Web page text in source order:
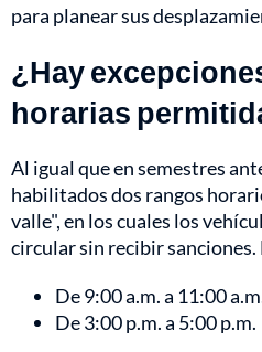
para planear sus
¿Hay
horarias
Al igual que en semestres
habilitados dos rangos
valle", en los cuales los
circular sin recibir sanciones.
De 9:00 a.m. a 11:00
De 3:00 p.m. a 5:00 p.m.